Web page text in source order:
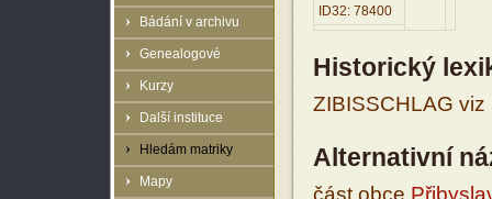
Bádání v archivu
Genealogové
Kurzy
Další instituce
Hledám matriky
Mapy
ID32: 78400
Historický
ZIBISSCHLAG
Alternativní
část obce